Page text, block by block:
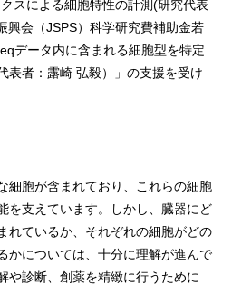
スによる細胞特性の計測(研究代表
興会（JSPS）科学研究費補助金若
データ内に含まれる細胞型を特定
表者：露崎 弘毅）」の支援を受け
細胞が含まれており、これらの細胞
を支えています。しかし、臓器にど
れているか、それぞれの細胞がどの
かについては、十分に理解が進んで
や診断、創薬を精緻に行うために